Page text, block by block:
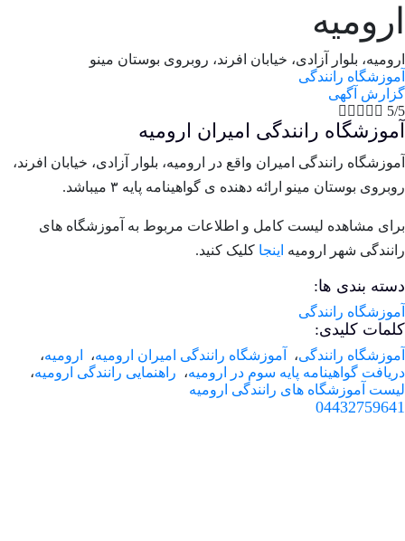
بلوار آزادی، خیابان افرند، روبروی بوستان مینو
رانندگی
آگهی
    
رانندگی امیران ارومیه
رانندگی امیران واقع در ارومیه، بلوار آزادی، خیابان افرند،
بوستان مینو ارائه دهنده ی گواهینامه پایه ۳ میباشد.
مشاهده لیست کامل و اطلاعات مربوط به آموزشگاه های
شهر ارومیهاینجاکلیک کنید.
بندی ها:
رانندگی
کلیدی:
رانندگی ، آموزشگاه رانندگی امیران ارومیه، ارومیه،
گواهینامه پایه سوم در ارومیه، راهنمایی رانندگی ارومیه،
آموزشگاه های رانندگی ارومیه